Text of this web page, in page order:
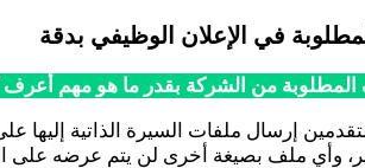
في الإعلان الوظيفي بدقة
من الشركة بقدر ما هو مهم
وأي ملف بصيغة أخرى لن يتم عرضه على